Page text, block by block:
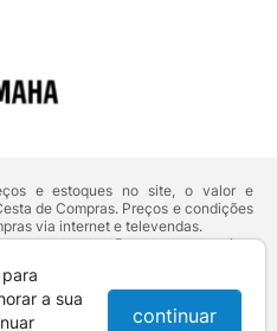
e estoques no site, o valor e
de Compras. Preços e condições
via internet e televendas.
estoques. Para compras acima
sobre outros anunciados em
ou sites de buscas. Código de
a sua
continuar